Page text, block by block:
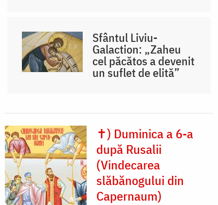
Sfântul Liviu-
Galaction: „Zaheu
cel păcătos a devenit
un suflet de elită”
✝) Duminica a 6-a
după Rusalii
(Vindecarea
slăbănogului din
Capernaum)